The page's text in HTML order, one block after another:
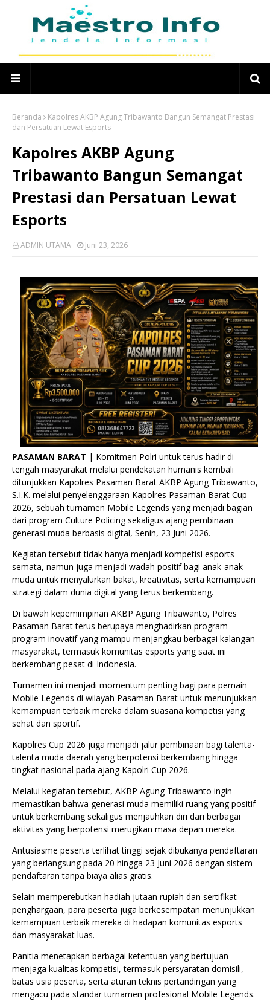
Beranda
Kapolres AKBP Agung Tribawanto Bangun Semangat Prestasi
dan Persatuan Lewat Esports
Kapolres AKBP Agung
Tribawanto Bangun Semangat
Prestasi dan Persatuan Lewat
Esports
ADMIN UTAMA Juni 23, 2026
PASAMAN BARAT | Komitmen Polri untuk terus hadir di
tengah masyarakat melalui pendekatan humanis kembali
ditunjukkan Kapolres Pasaman Barat AKBP Agung Tribawanto,
S.I.K. melalui penyelenggaraan Kapolres Pasaman Barat Cup
2026, sebuah turnamen Mobile Legends yang menjadi bagian
dari program Culture Policing sekaligus ajang pembinaan
generasi muda berbasis digital, Senin, 23 Juni 2026.
Kegiatan tersebut tidak hanya menjadi kompetisi esports
semata, namun juga menjadi wadah positif bagi anak-anak
muda untuk menyalurkan bakat, kreativitas, serta kemampuan
strategi dalam dunia digital yang terus berkembang.
Di bawah kepemimpinan AKBP Agung Tribawanto, Polres
Pasaman Barat terus berupaya menghadirkan program-
program inovatif yang mampu menjangkau berbagai kalangan
masyarakat, termasuk komunitas esports yang saat ini
berkembang pesat di Indonesia.
Turnamen ini menjadi momentum penting bagi para pemain
Mobile Legends di wilayah Pasaman Barat untuk menunjukkan
kemampuan terbaik mereka dalam suasana kompetisi yang
sehat dan sportif.
Kapolres Cup 2026 juga menjadi jalur pembinaan bagi talenta-
talenta muda daerah yang berpotensi berkembang hingga
tingkat nasional pada ajang Kapolri Cup 2026.
Melalui kegiatan tersebut, AKBP Agung Tribawanto ingin
memastikan bahwa generasi muda memiliki ruang yang positif
untuk berkembang sekaligus menjauhkan diri dari berbagai
aktivitas yang berpotensi merugikan masa depan mereka.
Antusiasme peserta terlihat tinggi sejak dibukanya pendaftaran
yang berlangsung pada 20 hingga 23 Juni 2026 dengan sistem
pendaftaran tanpa biaya alias gratis.
Selain memperebutkan hadiah jutaan rupiah dan sertifikat
penghargaan, para peserta juga berkesempatan menunjukkan
kemampuan terbaik mereka di hadapan komunitas esports
dan masyarakat luas.
Panitia menetapkan berbagai ketentuan yang bertujuan
menjaga kualitas kompetisi, termasuk persyaratan domisili,
batas usia peserta, serta aturan teknis pertandingan yang
mengacu pada standar turnamen profesional Mobile Legends.